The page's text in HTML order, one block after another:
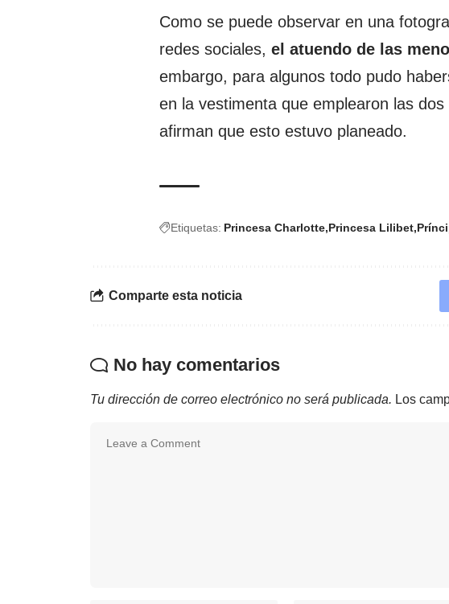
Como se puede observar en una
redes sociales, el atuendo de las
embargo, para algunos todo pudo
en la vestimenta que emplearon las
afirman que esto estuvo planeado.
Etiquetas: Princesa Charlotte Princesa Lilibet
Comparte esta noticia
No hay comentarios
Tu dirección de correo electrónico no será publicada. Los